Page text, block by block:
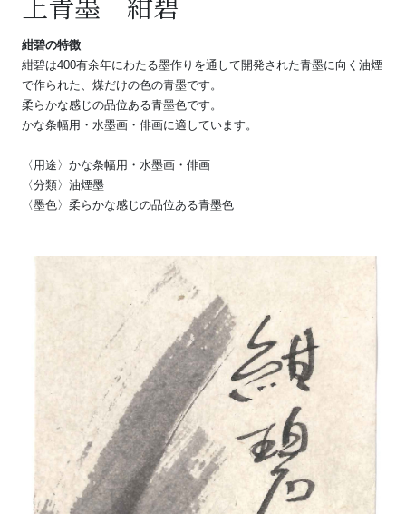
紺碧の特徴
紺碧は400有余年にわたる墨作りを通して開発された青墨に向く油煙
で作られた、煤だけの色の青墨です。
柔らかな感じの品位ある青墨色です。
かな条幅用・水墨画・俳画に適しています。
〈用途〉かな条幅用・水墨画・俳画
〈分類〉油煙墨
〈墨色〉柔らかな感じの品位ある青墨色